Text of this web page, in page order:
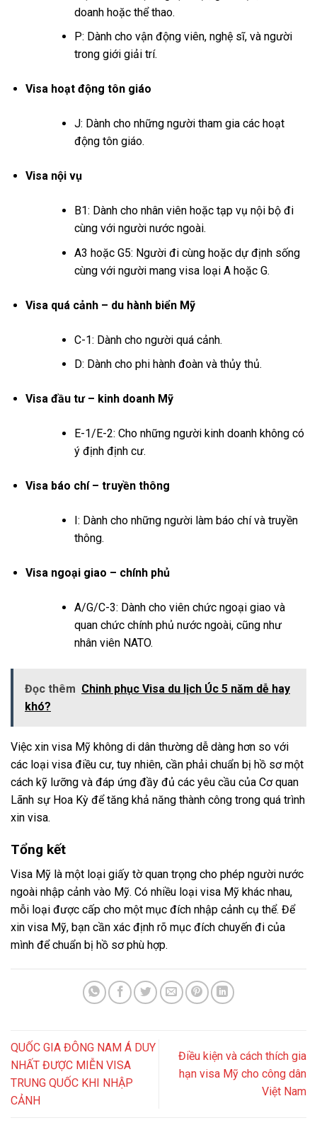
doanh hoặc thể thao.
P: Dành cho vận động viên, nghệ sĩ, và người
trong giới giải trí.
Visa hoạt động tôn giáo
J: Dành cho những người tham gia các hoạt
động tôn giáo.
Visa nội vụ
B1: Dành cho nhân viên hoặc tạp vụ nội bộ đi
cùng với người nước ngoài.
A3 hoặc G5: Người đi cùng hoặc dự định sống
cùng với người mang visa loại A hoặc G.
Visa quá cảnh – du hành biển Mỹ
C-1: Dành cho người quá cảnh.
D: Dành cho phi hành đoàn và thủy thủ.
Visa đầu tư – kinh doanh Mỹ
E-1/E-2: Cho những người kinh doanh không có
ý định định cư.
Visa báo chí – truyền thông
I: Dành cho những người làm báo chí và truyền
thông.
Visa ngoại giao – chính phủ
A/G/C-3: Dành cho viên chức ngoại giao và
quan chức chính phủ nước ngoài, cũng như
nhân viên NATO.
Đọc thêm Chinh phục Visa du lịch Úc 5 năm dễ hay
khó?
Việc xin visa Mỹ không di dân thường dễ dàng hơn so với
các loại visa điều cư, tuy nhiên, cần phải chuẩn bị hồ sơ một
cách kỹ lưỡng và đáp ứng đầy đủ các yêu cầu của Cơ quan
Lãnh sự Hoa Kỳ để tăng khả năng thành công trong quá trình
xin visa.
Tổng kết
Visa Mỹ là một loại giấy tờ quan trọng cho phép người nước
ngoài nhập cảnh vào Mỹ. Có nhiều loại visa Mỹ khác nhau,
mỗi loại được cấp cho một mục đích nhập cảnh cụ thể. Để
xin visa Mỹ, bạn cần xác định rõ mục đích chuyến đi của
mình để chuẩn bị hồ sơ phù hợp.
QUỐC GIA ĐÔNG NAM Á DUY
NHẤT ĐƯỢC MIỄN VISA
TRUNG QUỐC KHI NHẬP
CẢNH
Điều kiện và cách thích gia
hạn visa Mỹ cho công dân
Việt Nam